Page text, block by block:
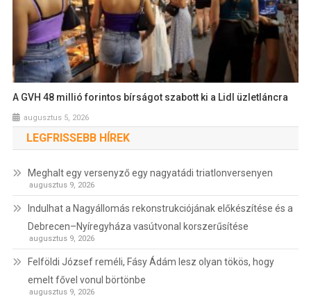
A GVH 48 millió forintos bírságot szabott ki a Lidl üzletláncra
augusztus 5, 2026
LEGFRISSEBB HÍREK
Meghalt egy versenyző egy nagyatádi triatlonversenyen
augusztus 9, 2026
Indulhat a Nagyállomás rekonstrukciójának előkészítése és a
Debrecen–Nyíregyháza vasútvonal korszerűsítése
augusztus 9, 2026
Felföldi József reméli, Fásy Ádám lesz olyan tökös, hogy
emelt fővel vonul börtönbe
augusztus 9, 2026